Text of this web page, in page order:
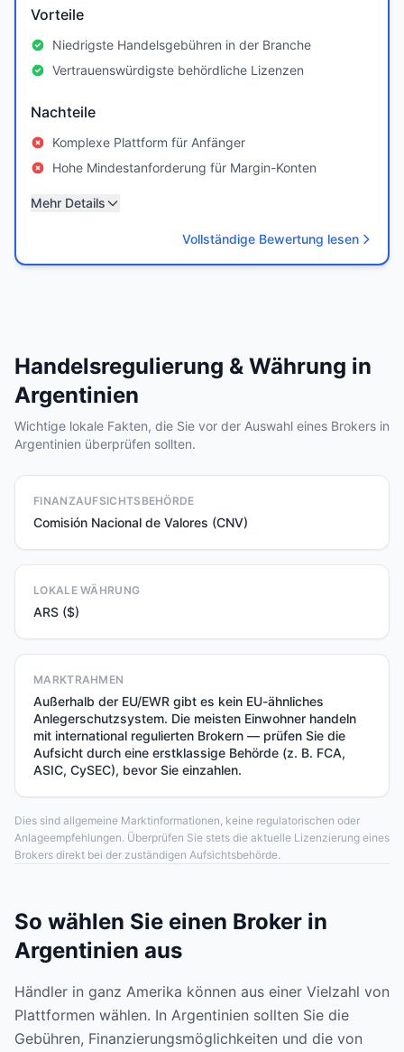
Vorteile
Niedrigste Handelsgebühren in der Branche
Vertrauenswürdigste behördliche Lizenzen
Nachteile
Komplexe Plattform für Anfänger
Hohe Mindestanforderung für Margin-Konten
Mehr Details
Vollständige Bewertung lesen
Handelsregulierung & Währung in
Argentinien
Wichtige lokale Fakten, die Sie vor der Auswahl eines Brokers in
Argentinien überprüfen sollten.
FINANZAUFSICHTSBEHÖRDE
Comisión Nacional de Valores (CNV)
LOKALE WÄHRUNG
ARS ($)
MARKTRAHMEN
Außerhalb der EU/EWR gibt es kein EU-ähnliches
Anlegerschutzsystem. Die meisten Einwohner handeln
mit international regulierten Brokern — prüfen Sie die
Aufsicht durch eine erstklassige Behörde (z. B. FCA,
ASIC, CySEC), bevor Sie einzahlen.
Dies sind allgemeine Marktinformationen, keine regulatorischen oder
Anlageempfehlungen. Überprüfen Sie stets die aktuelle Lizenzierung eines
Brokers direkt bei der zuständigen Aufsichtsbehörde.
So wählen Sie einen Broker in
Argentinien aus
Händler in ganz Amerika können aus einer Vielzahl von
Plattformen wählen. In Argentinien sollten Sie die
Gebühren, Finanzierungsmöglichkeiten und die von